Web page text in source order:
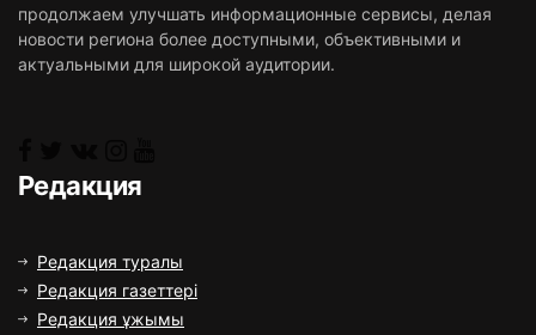
продолжаем улучшать информационные сервисы, делая
новости региона более доступными, объективными и
актуальными для широкой аудитории.
Редакция
Редакция туралы
Редакция газеттері
Редакция ұжымы